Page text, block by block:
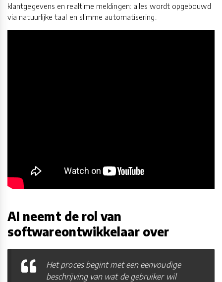
klantgegevens en realtime meldingen: alles wordt opgebouwd
via natuurlijke taal en slimme automatisering.
AI neemt de rol van
softwareontwikkelaar over
Het proces begint met een eenvoudige
beschrijving van wat de gebruiker wil